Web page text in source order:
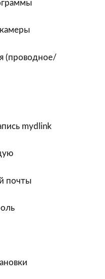
(проводное/
mydlink
почты